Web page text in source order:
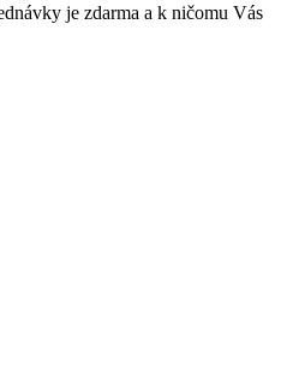
je zdarma a k ničomu Vás